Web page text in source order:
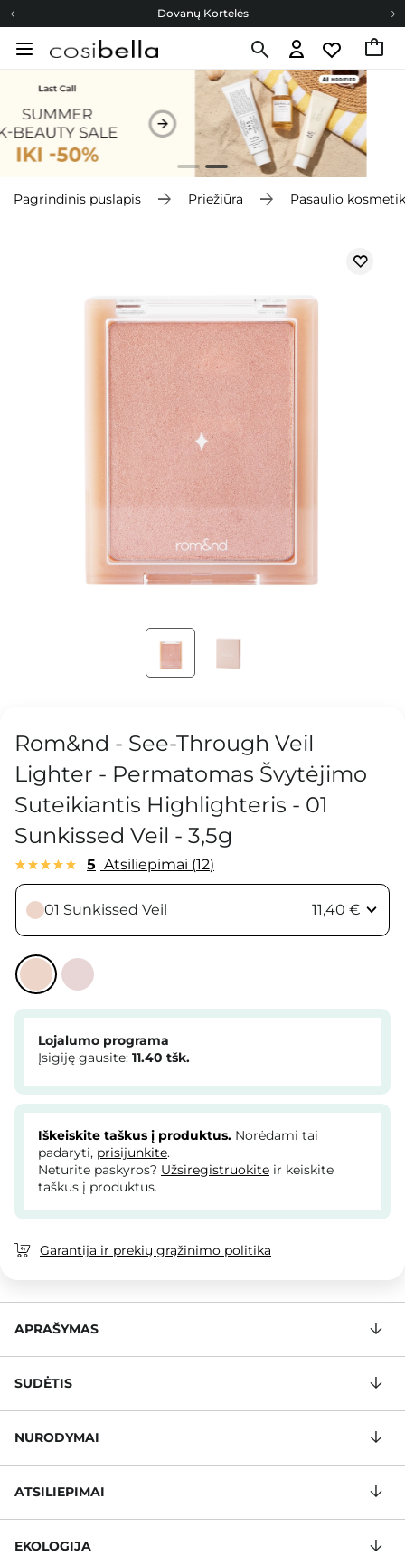
Dovanų Kortelės
Cosibella lojalumo programa
Dovanų Kortelės
Pagrindinis puslapis Priežiūra Pasaulio
Rom&nd - See-Through Veil
Lighter - Permatomas Švytėjimo
Suteikiantis Highlighteris - 01
Sunkissed Veil - 3,5g
5 Atsiliepimai 12
01 Sunkissed Veil 11,40 €
Lojalumo programa
Įsigiję gausite: 11.40 tšk.
Iškeiskite taškus į produktus. Norėdami tai
padaryti, prisijunkite.
Neturite paskyros? Užsiregistruokite ir keiskite
taškus į produktus.
Garantija ir prekių grąžinimo politika
APRAŠYMAS
SUDĖTIS
NURODYMAI
ATSILIEPIMAI
EKOLOGIJA